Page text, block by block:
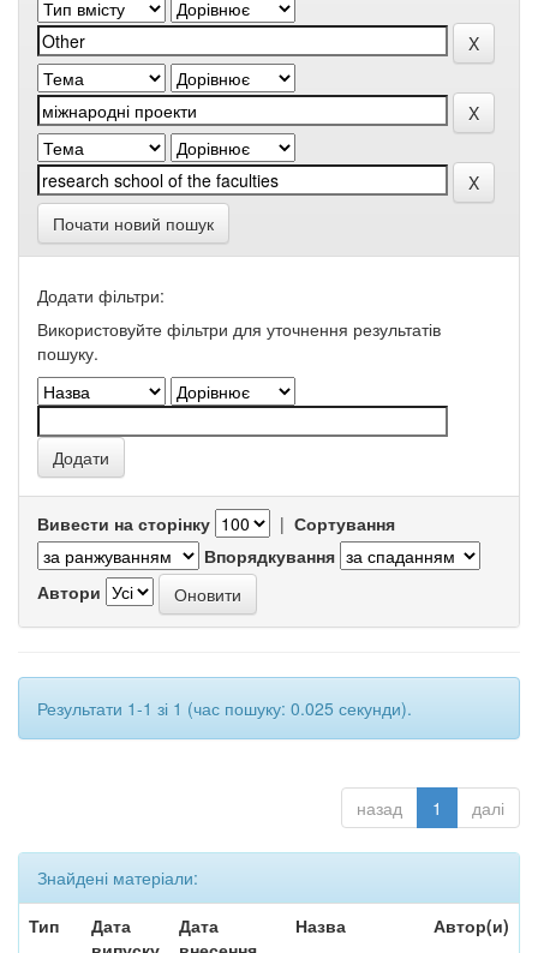
Почати новий пошук
Додати фільтри:
Використовуйте фільтри для уточнення результатів
пошуку.
Вивести на сторінку | Сортування
Впорядкування
Автори
Результати 1-1 зі 1 (час пошуку: 0.025 секунди).
назад 1 далі
Знайдені матеріали:
Тип
Дата
Дата
Назва Автор(и)